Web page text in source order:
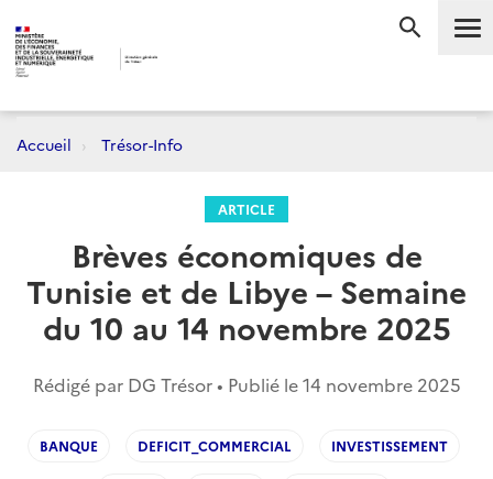
Accueil Trésor-Info
ARTICLE
Brèves économiques de
Tunisie et de Libye – Semaine
du 10 au 14 novembre 2025
Rédigé par DG Trésor • Publié le14 novembre 2025
BANQUE DEFICIT_COMMERCIAL INVESTISSEMENT